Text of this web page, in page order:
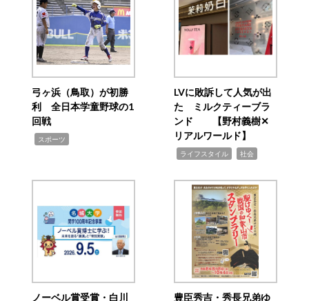
弓ヶ浜（鳥取）が初勝
利 全日本学童野球の1
回戦
スポーツ
LVに敗訴して人気が出
た ミルクティーブラ
ンド 【野村義樹✕
リアルワールド】
ライフスタイル 社会
ノーベル賞受賞・白川
豊臣秀吉・秀長兄弟ゆ